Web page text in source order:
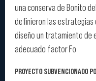
una conserva de Bonito
definieron las estrategias
diseño un tratamiento de
adecuado factor Fo
PROYECTO SUBVENCIONADO